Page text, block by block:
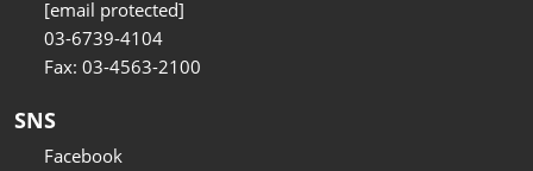
[email protected]
03-6739-4104
Fax: 03-4563-2100
SNS
Facebook